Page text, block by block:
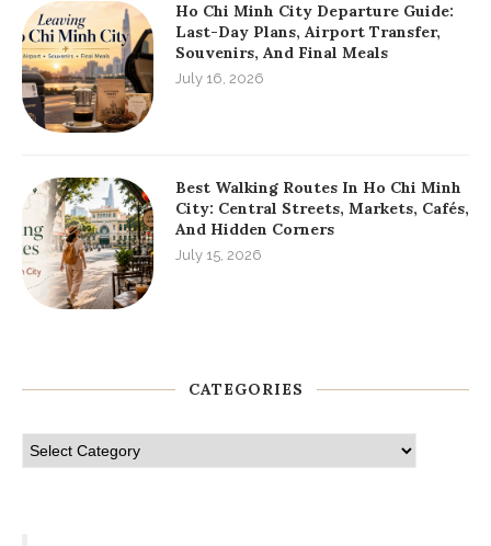
Ho Chi Minh City Departure Guide:
Last-Day Plans, Airport Transfer,
Souvenirs, And Final Meals
July 16, 2026
Best Walking Routes In Ho Chi Minh
City: Central Streets, Markets, Cafés,
And Hidden Corners
July 15, 2026
CATEGORIES